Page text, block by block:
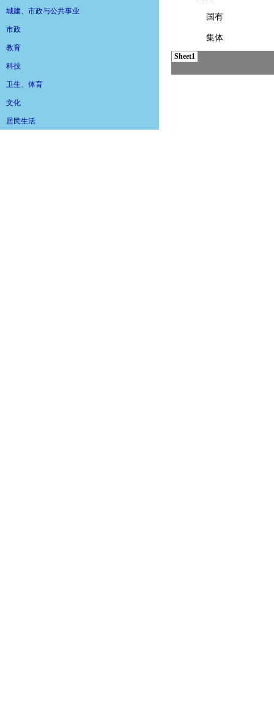
城建、市政与公共事业
市政
教育
科技
卫生、体育
文化
居民生活